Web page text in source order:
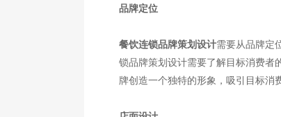
品牌定位
餐饮连锁品牌策划设计需要从品牌定
锁品牌策划设计需要了解目标消费者
牌创造一个独特的形象，吸引目标消